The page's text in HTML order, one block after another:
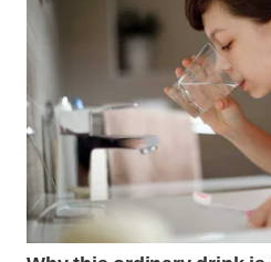
WAHANANEWS
CO ID
WAHANANEWS
NET
WAHANA
SPORT